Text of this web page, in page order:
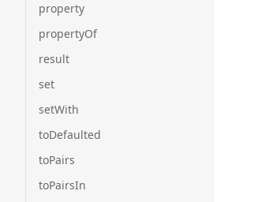
property
propertyOf
result
set
setWith
toDefaulted
toPairs
toPairsIn